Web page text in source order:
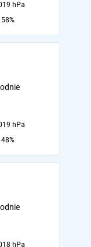
hPa
58%
hPa
48%
hPa